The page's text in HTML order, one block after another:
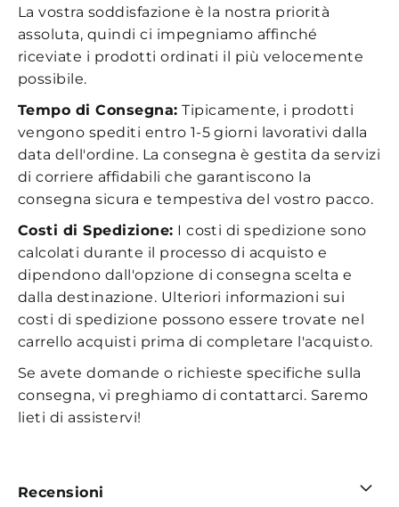
La vostra soddisfazione è la nostra priorità
assoluta, quindi ci impegniamo affinché
riceviate i prodotti ordinati il più velocemente
possibile.
Tempo di Consegna: Tipicamente, i prodotti
vengono spediti entro 1-5 giorni lavorativi dalla
data dell'ordine. La consegna è gestita da servizi
di corriere affidabili che garantiscono la
consegna sicura e tempestiva del vostro pacco.
Costi di Spedizione: I costi di spedizione sono
calcolati durante il processo di acquisto e
dipendono dall'opzione di consegna scelta e
dalla destinazione. Ulteriori informazioni sui
costi di spedizione possono essere trovate nel
carrello acquisti prima di completare l'acquisto.
Se avete domande o richieste specifiche sulla
consegna, vi preghiamo di contattarci. Saremo
lieti di assistervi!
Recensioni